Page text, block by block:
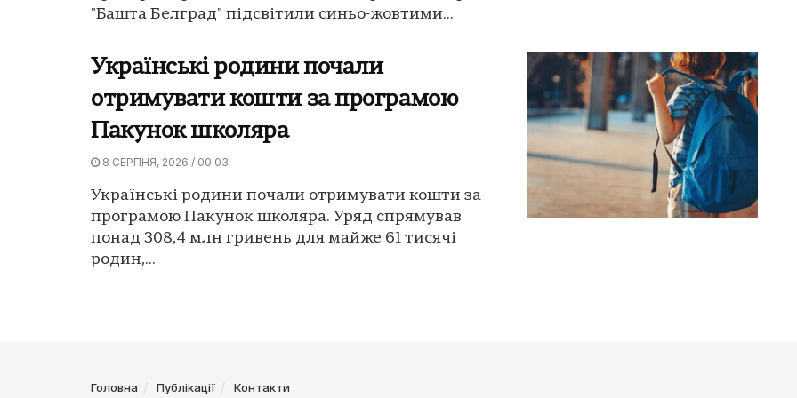
"Башта Белград" підсвітили синьо-жовтими...
Українські родини почали
отримувати кошти за програмою
Пакунок школяра
8 СЕРПНЯ, 2026 / 00:03
Українські родини почали отримувати кошти за
програмою Пакунок школяра. Уряд спрямував
понад 308,4 млн гривень для майже 61 тисячі
родин,...
Головна Публікації Контакти